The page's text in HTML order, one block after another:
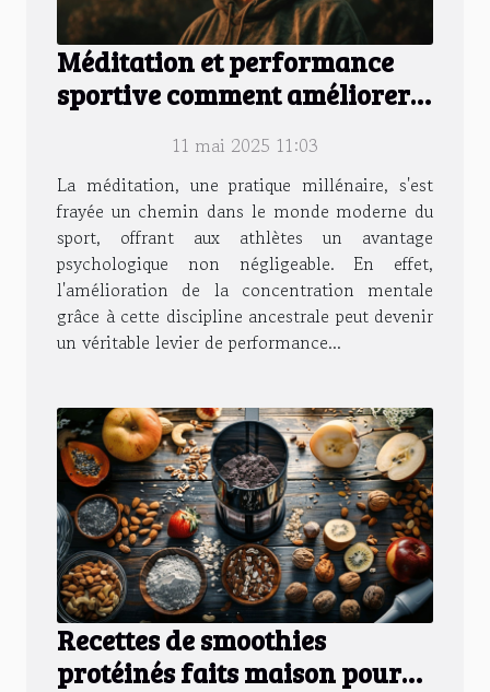
Méditation et performance
sportive comment améliorer
11 mai 2025 11:03
La méditation, une pratique millénaire, s'est
frayée un chemin dans le monde moderne du
sport, offrant aux athlètes un avantage
psychologique non négligeable. En effet,
l'amélioration de la concentration mentale
grâce à cette discipline ancestrale peut devenir
un véritable levier de performance...
Recettes de smoothies
protéinés faits maison pour